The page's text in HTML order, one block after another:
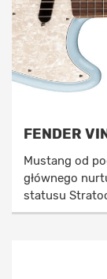
FENDER
Mustang od
głównego
statusu